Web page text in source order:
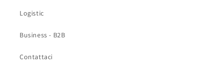
Logistic
Business - B2B
Contattaci